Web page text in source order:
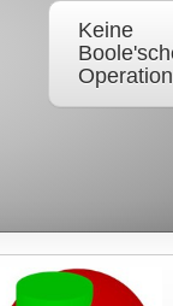
Keine
Operation